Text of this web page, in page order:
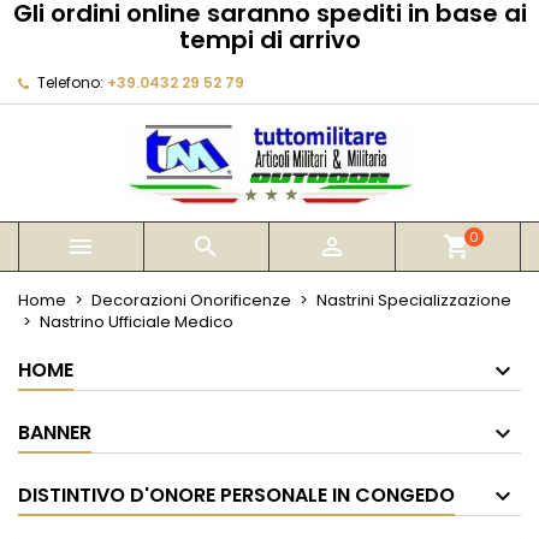
Gli ordini online saranno spediti in base ai
tempi di arrivo
Telefono: +39.0432 29 52 79
   shopping_cart0
Home Decorazioni Onorificenze
Nastrini Specializzazione
Nastrino Ufficiale Medico
HOME
BANNER
DISTINTIVO D'ONORE PERSONALE IN CONGEDO
My wishlists
add_circle_outline Create new list
Crea lista dei desideri
Annulla Crea lista dei desideri
Devi avere effettuato l'accesso per salvare dei
prodotti nella tua lista dei desideri.
Annulla